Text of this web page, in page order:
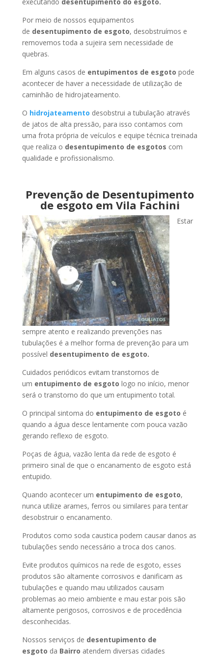
Por meio de nossos equipamentos
de desentupimento de esgoto, desobstruímos e
removemos toda a sujeira sem necessidade de
quebras.
Em alguns casos de entupimentos de esgoto pode
acontecer de haver a necessidade de utilização de
caminhão de hidrojateamento.
O hidrojateamento desobstrui a tubulação através
de jatos de alta pressão, para isso contamos com
uma frota própria de veículos e equipe técnica treinada
que realiza o desentupimento de esgotos com
qualidade e profissionalismo.
Prevenção de Desentupimento
de esgoto em Vila Fachini
Estar
sempre atento e realizando prevenções nas
tubulações é a melhor forma de prevenção para um
possível desentupimento de esgoto.
Cuidados periódicos evitam transtornos de
um entupimento de esgoto logo no início, menor
será o transtorno do que um entupimento total.
O principal sintoma do entupimento de esgoto é
quando a água desce lentamente com pouca vazão
gerando reflexo de esgoto.
Poças de água, vazão lenta da rede de esgoto é
primeiro sinal de que o encanamento de esgoto está
entupido.
Quando acontecer um entupimento de esgoto,
nunca utilize arames, ferros ou similares para tentar
desobstruir o encanamento.
Produtos como soda caustica podem causar danos as
tubulações sendo necessário a troca dos canos.
Evite produtos químicos na rede de esgoto, esses
produtos são altamente corrosivos e danificam as
tubulações e quando mau utilizados causam
problemas ao meio ambiente e mau estar pois são
altamente perigosos, corrosivos e de procedência
desconhecidas.
Nossos serviços de desentupimento de
esgoto da Bairro atendem diversas cidades